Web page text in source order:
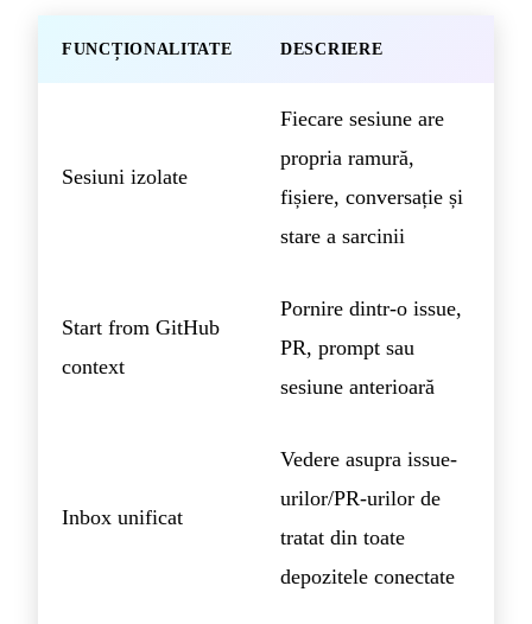
FUNCȚIONALITATE DESCRIERE
Sesiuni izolate
Fiecare sesiune are
propria ramură,
fișiere, conversație și
stare a sarcinii
Start from GitHub
context
Pornire dintr-o issue,
PR, prompt sau
sesiune anterioară
Inbox unificat
Vedere asupra issue-
urilor/PR-urilor de
tratat din toate
depozitele conectate